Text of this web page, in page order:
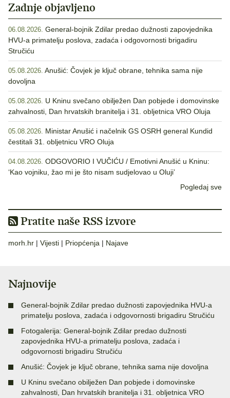
Zadnje objavljeno
06.08.2026. General-bojnik Zdilar predao dužnosti zapovjednika
HVU-a primatelju poslova, zadaća i odgovornosti brigadiru
Stručiću
05.08.2026. Anušić: Čovjek je ključ obrane, tehnika sama nije
dovoljna
05.08.2026. U Kninu svečano obilježen Dan pobjede i domovinske
zahvalnosti, Dan hrvatskih branitelja i 31. obljetnica VRO Oluja
05.08.2026. Ministar Anušić i načelnik GS OSRH general Kundid
čestitali 31. obljetnicu VRO Oluja
04.08.2026. ODGOVORIO I VUČIĆU / Emotivni Anušić u Kninu:
‘Kao vojniku, žao mi je što nisam sudjelovao u Oluji’
Pogledaj sve
Pratite naše RSS izvore
morh.hr | Vijesti | Priopćenja | Najave
Najnovije
General-bojnik Zdilar predao dužnosti zapovjednika HVU-a
primatelju poslova, zadaća i odgovornosti brigadiru Stručiću
Fotogalerija: General-bojnik Zdilar predao dužnosti
zapovjednika HVU-a primatelju poslova, zadaća i
odgovornosti brigadiru Stručiću
Anušić: Čovjek je ključ obrane, tehnika sama nije dovoljna
U Kninu svečano obilježen Dan pobjede i domovinske
zahvalnosti, Dan hrvatskih branitelja i 31. obljetnica VRO